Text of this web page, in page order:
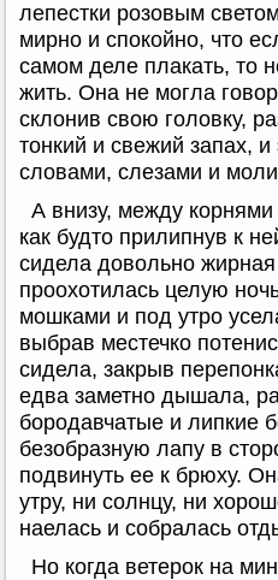
лепестки розовым
мирно и спокойно, что
самом деле плакать, то
жить. Она не могла
склонив свою головку,
тонкий и свежий запах,
словами, слезами и
А внизу, между
как будто прилипнув к
сидела довольно
проохотилась целую
мошками и под утро
выбрав местечко
сидела, закрыв
едва заметно дышала,
бородавчатые и липкие
безобразную лапу в
подвинуть ее к брюху.
утру, ни солнцу, ни
наелась и собралась
Но когда ветерок на